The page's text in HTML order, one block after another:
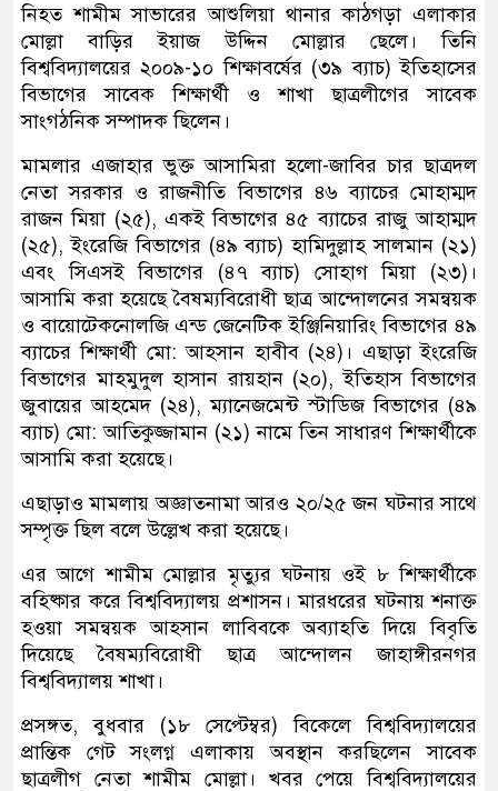
নিহত শামীম সাভারের আশুলিয়া থানার কাঠগড়া এলাকার
মোল্লা বাড়ির ইয়াজ উদ্দিন মোল্লার ছেলে। তিনি
বিশ্ববিদ্যালয়ের ২০০৯-১০ শিক্ষাবর্ষের (৩৯ ব্যাচ) ইতিহাসের
বিভাগের সাবেক শিক্ষার্থী ও শাখা ছাত্রলীগের সাবেক
সাংগঠনিক সম্পাদক ছিলেন।
মামলার এজাহার ভুক্ত আসামিরা হলো-জাবির চার ছাত্রদল
নেতা সরকার ও রাজনীতি বিভাগের ৪৬ ব্যাচের মোহাম্মদ
রাজন মিয়া (২৫), একই বিভাগের ৪৫ ব্যাচের রাজু আহাম্মদ
(২৫), ইংরেজি বিভাগের (৪৯ ব্যাচ) হামিদুল্লাহ সালমান (২১)
এবং সিএসই বিভাগের (৪৭ ব্যাচ) সোহাগ মিয়া (২৩)।
আসামি করা হয়েছে বৈষম্যবিরোধী ছাত্র আন্দোলনের সমন্বয়ক
ও বায়োটেকনোলজি এন্ড জেনেটিক ইঞ্জিনিয়ারিং বিভাগের ৪৯
ব্যাচের শিক্ষার্থী মো: আহসান হাবীব (২৪)। এছাড়া ইংরেজি
বিভাগের মাহমুদুল হাসান রায়হান (২০), ইতিহাস বিভাগের
জুবায়ের আহমেদ (২৪), ম্যানেজমেন্ট স্টাডিজ বিভাগের (৪৯
ব্যাচ) মো: আতিকুজ্জামান (২১) নামে তিন সাধারণ শিক্ষার্থীকে
আসামি করা হয়েছে।
এছাড়াও মামলায় অজ্ঞাতনামা আরও ২০/২৫ জন ঘটনার সাথে
সম্পৃক্ত ছিল বলে উল্লেখ করা হয়েছে।
এর আগে শামীম মোল্লার মৃত্যুর ঘটনায় ওই ৮ শিক্ষার্থীকে
বহিষ্কার করে বিশ্ববিদ্যালয় প্রশাসন। মারধরের ঘটনায় শনাক্ত
হওয়া সমন্বয়ক আহসান লাবিবকে অব্যাহতি দিয়ে বিবৃতি
দিয়েছে বৈষম্যবিরোধী ছাত্র আন্দোলন জাহাঙ্গীরনগর
বিশ্ববিদ্যালয় শাখা।
প্রসঙ্গত, বুধবার (১৮ সেপ্টেম্বর) বিকেলে বিশ্ববিদ্যালয়ের
প্রান্তিক গেট সংলগ্ন এলাকায় অবস্থান করছিলেন সাবেক
ছাত্রলীগ নেতা শামীম মোল্লা। খবর পেয়ে বিশ্ববিদ্যালয়ের